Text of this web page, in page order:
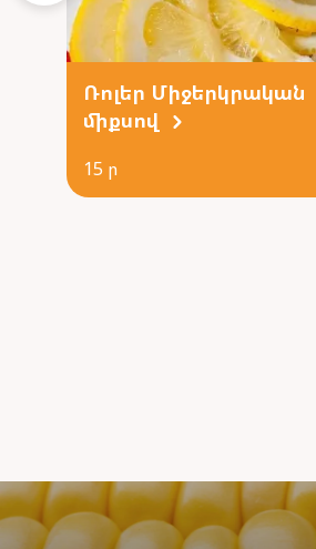
Ռոլեր Միջերկրական
միքսով
15 ր